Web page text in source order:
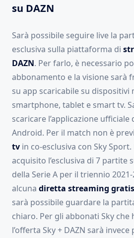
su DAZN
Sarà possibile seguire live la
esclusiva sulla piattaforma di
DAZN. Per farlo, è necessario
abbonamento e la visione sarà
su app scaricabile su dispositivi
smartphone, tablet e smart tv.
scaricare l’applicazione ufficiale
Android. Per il match non è
tv in co-esclusiva con Sky
acquisito l’esclusiva di 7 partite
della Serie A per il triennio
alcuna diretta streaming gratis
sarà possibile guardare la
chiaro. Per gli abbonati Sky che
l’offerta Sky + DAZN sarà